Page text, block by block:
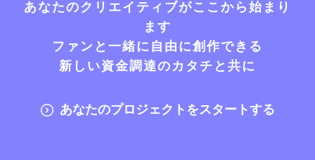
あなたのクリエイティブがここから始まり
ます
ファンと一緒に自由に創作できる
新しい資金調達のカタチと共に
あなたのプロジェクトをスタートする